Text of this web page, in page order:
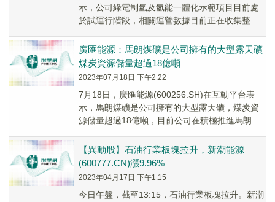
示，公司綠電制氫及氫能一體化示範項目目前處
於試運行階段，相關運營數據目前正在收集整理
廣匯能源：馬朗煤礦是公司擁有的大型露天礦
煤炭資源儲量超過18億噸
2023年07月18日 下午2:22
7月18日，廣匯能源(600256.SH)在互動平台表
示，馬朗煤礦是公司擁有的大型露天礦，煤炭資
源儲量超過18億噸，目前公司在積極推進馬朗煤
【異動股】石油行業板塊拉升，新潮能源
(600777.CN)漲9.96%
2023年04月17日 下午1:15
今日午盤，截至13:15，石油行業板塊拉升。新潮